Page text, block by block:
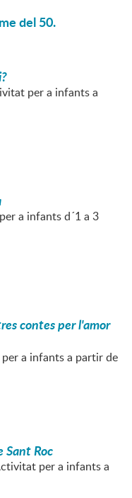
del 50.
per a infants a
a infants d´1 a 3
contes per l'amor
a infants a partir de
Roc
per a infants a